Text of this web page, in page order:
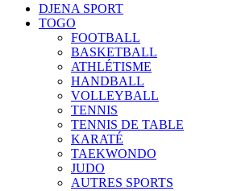
DJENA SPORT
TOGO
FOOTBALL
BASKETBALL
ATHLÉTISME
HANDBALL
VOLLEYBALL
TENNIS
TENNIS DE TABLE
KARATÉ
TAEKWONDO
JUDO
AUTRES SPORTS